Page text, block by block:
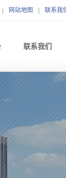
网站地图 联系我们
联系我们